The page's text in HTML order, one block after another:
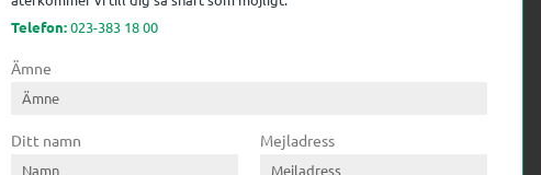
kompetens till
industri. Till träindustrin tillför vi
från timmerplanen hela
Telefon:023-383 18 00
Ämne
Ditt namn Mejladress